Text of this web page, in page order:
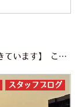
【2026年1月・2月の工事予定が混み合ってきています】 こんにちは。辻堂駅西口すぐの 株式会社かなえる です。 今日からいよいよ12月ですね！ 今年もあと１ヶ月です。。 本当に時が経つのは早いですね。。。 悔いを…
スタッフブログ